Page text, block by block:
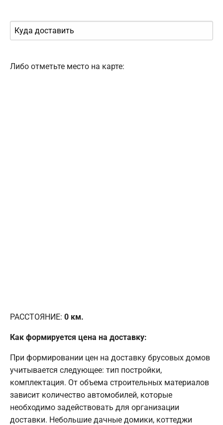
Либо отметьте место на карте:
РАССТОЯНИЕ: 0 км.
Как формируется цена на доставку:
При формировании цен на доставку брусовых домов
учитывается следующее: тип постройки,
комплектация. От объема строительных материалов
зависит количество автомобилей, которые
необходимо задействовать для организации
доставки. Небольшие дачные домики, коттеджи